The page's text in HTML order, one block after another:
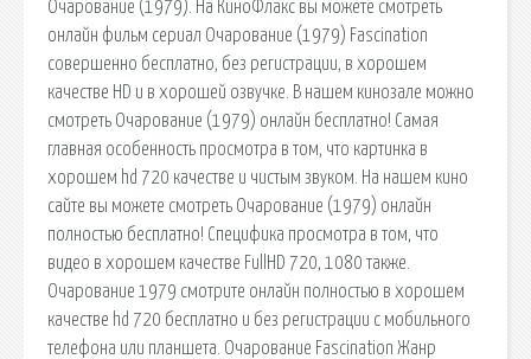
Очарование (1979). На КиноФлакс вы можете смотреть
онлайн фильм сериал Очарование (1979) Fascination
совершенно бесплатно, без регистрации, в хорошем
качестве HD и в хорошей озвучке. В нашем кинозале можно
смотреть Очарование (1979) онлайн бесплатно! Самая
главная особенность просмотра в том, что картинка в
хорошем hd 720 качестве и чистым звуком. На нашем кино
сайте вы можете смотреть Очарование (1979) онлайн
полностью бесплатно! Специфика просмотра в том, что
видео в хорошем качестве FullHD 720, 1080 также.
Очарование 1979 смотрите онлайн полностью в хорошем
качестве hd 720 бесплатно и без регистрации c мобильного
телефона или планшета. Очарование Fascination Жанр